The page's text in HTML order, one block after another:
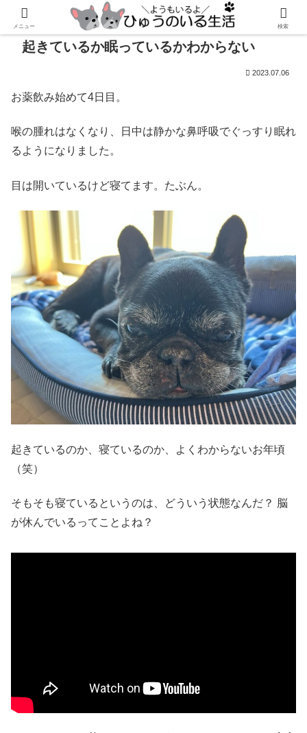
起きているか眠っているかわからない
2023.07.06
お薬飲み始めて4日目。
喉の腫れはなくなり、日中は静かな鼻呼吸でぐっすり眠れ
るようになりました。
目は開いているけど寝てます。たぶん。
起きているのか、寝ているのか、よくわからないお年頃
（笑）
そもそも寝ているというのは、どういう状態なんだ？ 脳
が休んでいるってことよね？
メニュー 検索